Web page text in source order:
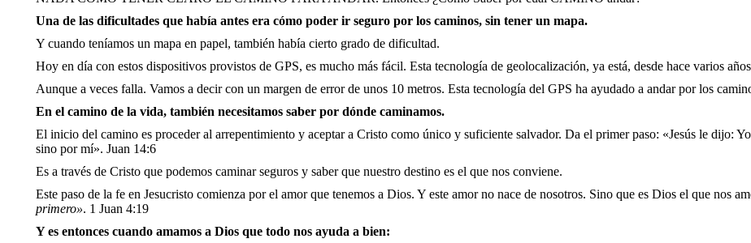
Una de las dificultades que había antes era cómo poder ir seguro por los caminos, sin tener un mapa.
Y cuando teníamos un mapa en papel, también había cierto grado de dificultad.
Hoy en día con estos dispositivos provistos de GPS, es mucho más fácil. Esta tecnología de geolocalización, ya está, desde hace varios
Aunque a veces falla. Vamos a decir con un margen de error de unos 10 metros. Esta tecnología del GPS ha ayudado a andar por los
En el camino de la vida, también necesitamos saber por dónde caminamos.
El inicio del camino es proceder al arrepentimiento y aceptar a Cristo como único y suficiente salvador. Da el primer paso: «Jesús le dijo:
sino por mí». Juan 14:6
Es a través de Cristo que podemos caminar seguros y saber que nuestro destino es el que nos conviene.
Este paso de la fe en Jesucristo comienza por el amor que tenemos a Dios. Y este amor no nace de nosotros. Sino que es Dios el que nos
primero». 1 Juan 4:19
Y es entonces cuando amamos a Dios que todo nos ayuda a bien: